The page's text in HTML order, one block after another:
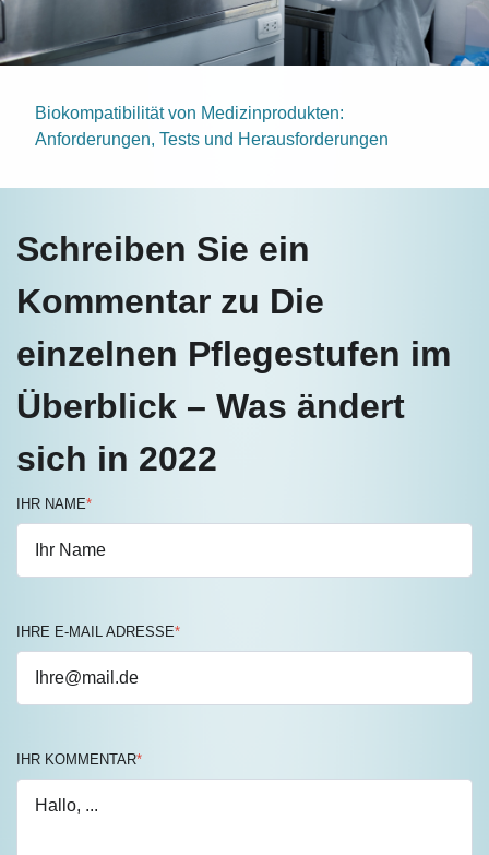
Biokompatibilität von Medizinprodukten:
Anforderungen, Tests und Herausforderungen
Schreiben Sie ein
Kommentar zu Die
einzelnen Pflegestufen im
Überblick – Was ändert
sich in 2022
IHR NAME*
IHRE E-MAIL ADRESSE*
IHR KOMMENTAR*